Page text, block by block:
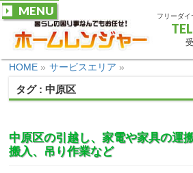
フリーダイ
TEL
MENU
HOME » サービスエリア »
タグ : 中原区
中原区の引越し、家電や家具の運搬
搬入、吊り作業など